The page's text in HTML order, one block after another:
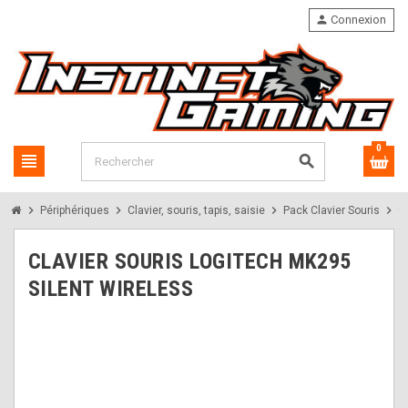
view_headline search
person Connexion
0
chevron_right Périphériques chevron_right Clavier, souris, tapis, saisie chevron_right Pack Clavier Souris chevron_right
CLAVIER SOURIS LOGITECH MK295
SILENT WIRELESS